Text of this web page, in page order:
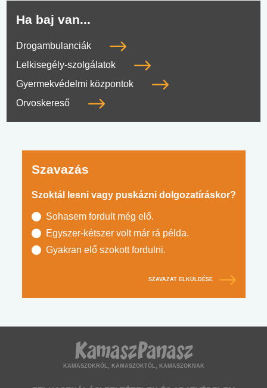
Ha baj van...
Drogambulanciák
Lelkisegély-szolgálatok
Gyermekvédelmi központok
Orvoskereső
Szavazás
Szoktál lesni vagy puskázni dolgozatíráskor?
Sohasem fordult még elő.
Egyszer-kétszer volt már rá példa.
Gyakran elő szokott fordulni.
SZAVAZAT ELKÜLDÉSE
KAMASZOKRÓL, KAMASZOKTÓL, KAMASZOKNAK